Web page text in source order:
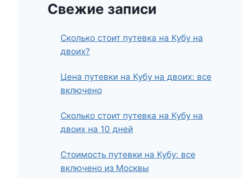
Свежие записи
Сколько стоит путевка на Кубу на
двоих?
Цена путевки на Кубу на двоих: все
включено
Сколько стоит путевка на Кубу на
двоих на 10 дней
Стоимость путевки на Кубу: все
включено из Москвы